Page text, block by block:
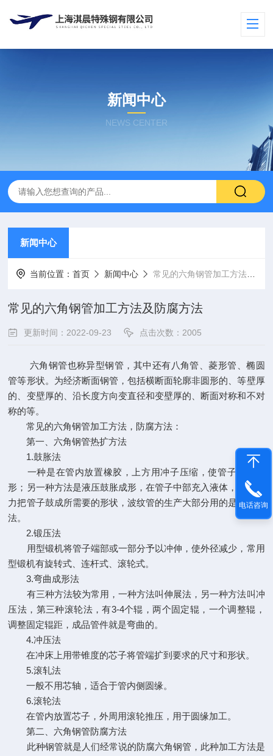
新闻中心
NEWS CENTER
新闻中心
当前位置：首页 新闻中心 常见的六角钢管加工方法及防腐方法
常见的六角钢管加工方法及防腐方法
更新时间：2022-09-23 点击次数：2005
六角钢管也称异型钢管，其中还有八角管、菱形管、椭圆
管等形状。为经济断面钢管，包括横断面轮廓非圆形的、等壁厚
的、变壁厚的、沿长度方向变直径和变壁厚的、断面对称和不对
称的等。
常见的六角钢管加工方法，防腐方法：
第一、六角钢管热扩方法
1.鼓胀法
一种是在管内放置橡胶，上方用冲子压缩，使管子凸出成
形；另一种方法是液压鼓胀成形，在管子中部充入液体，液体压
力把管子鼓成所需要的形状，波纹管的生产大部分用的是这种方
法。
2.锻压法
用型锻机将管子端部或一部分予以冲伸，使外径减少，常用
型锻机有旋转式、连杆式、滚轮式。
3.弯曲成形法
有三种方法较为常用，一种方法叫伸展法，另一种方法叫冲
压法，第三种滚轮法，有3-4个辊，两个固定辊，一个调整辊，
调整固定辊距，成品管件就是弯曲的。
4.冲压法
在冲床上用带锥度的芯子将管端扩到要求的尺寸和形状。
5.滚轧法
一般不用芯轴，适合于管内侧圆缘。
6.滚轮法
在管内放置芯子，外周用滚轮推压，用于圆缘加工。
第二、六角钢管防腐方法
此种钢管就是人们经常说的防腐六角钢管，此种加工方法是
电话咨询